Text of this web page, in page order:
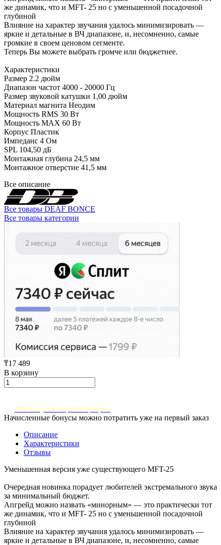
же динамик, что и MFT- 25 но с уменьшенной посадочной
глубиной
Влияние на характер звучания удалось минимизировать —
яркие и детальные в ВЧ диапазоне, и, несомненно, самые
громкие в своем ценовом сегменте.
Теперь Вы можете выбрать громче или бюджетнее.
Характеристики
Размер 2.2 дюйм
Диапазон частот 4000 - 20000 Гц
Размер звуковой катушки 1,00 дюйм
Материал магнита Неодим
Мощность RMS 30 Вт
Мощность MAX 60 Вт
Корпус Пластик
Импеданс 4 Ом
SPL 104,50 дБ
Монтажная глубина 24,5 мм
Монтажное отверстие 41,5 мм
Все описание
Все товары DEAF BONCE
Все товары категории
₸17 489
В корзину
300 бонусов за регистрацию
Начисленные бонусы можно потратить уже на первый заказ
Описание
Характеристики
Отзывы
Уменьшенная версия уже существующего MFT-25
Очередная новинка порадует любителей экстремального звука
за минимальный бюджет.
Апгрейд можно назвать «минорным» — это практически тот
же динамик, что и MFT- 25 но с уменьшенной посадочной
глубиной
Влияние на характер звучания удалось минимизировать —
яркие и детальные в ВЧ диапазоне, и, несомненно, самые